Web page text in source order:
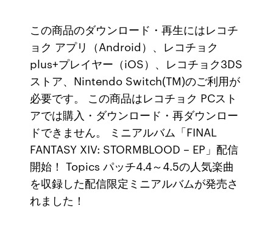
この商品のダウンロード・再生にはレコチ
ョク アプリ（Android）、レコチョク
plus+プレイヤー（iOS）、レコチョク3DS
ストア、Nintendo Switch(TM)のご利用が
必要です。 この商品はレコチョク PCスト
アでは購入・ダウンロード・再ダウンロー
ドできません。 ミニアルバム「FINAL
FANTASY XIV: STORMBLOOD – EP」配信
開始！ Topics パッチ4.4～4.5の人気楽曲
を収録した配信限定ミニアルバムが発売さ
れました！